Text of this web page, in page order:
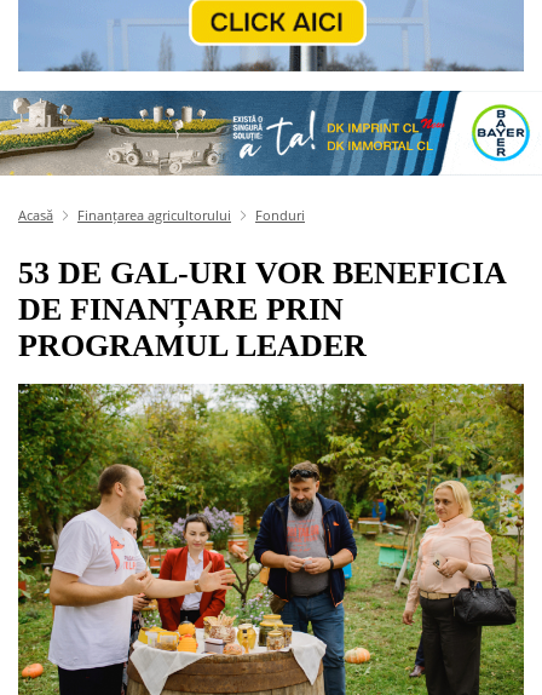
Acasă Finanțarea agricultorului Fonduri
53 DE GAL-URI VOR BENEFICIA
DE FINANȚARE PRIN
PROGRAMUL LEADER